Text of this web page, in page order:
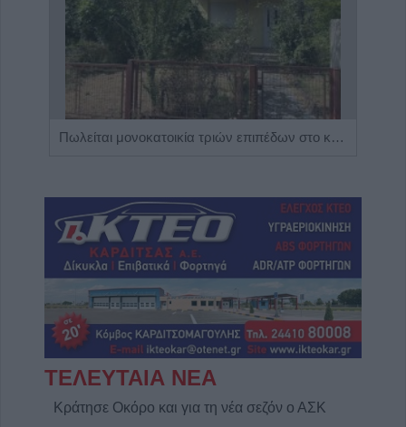
Πωλείται μονοκατοικία τριών επιπέδων στο καταπράσινο Πευκόφυτο Καρδίτσας
ΤΕΛΕΥΤΑΙΑ ΝΕΑ
Κράτησε Οκόρο και για τη νέα σεζόν ο ΑΣΚ